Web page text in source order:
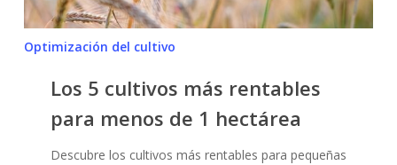
hectárea
Optimización del cultivo
Los 5 cultivos más rentables
para menos de 1 hectárea
Descubre los cultivos más rentables para pequeñas